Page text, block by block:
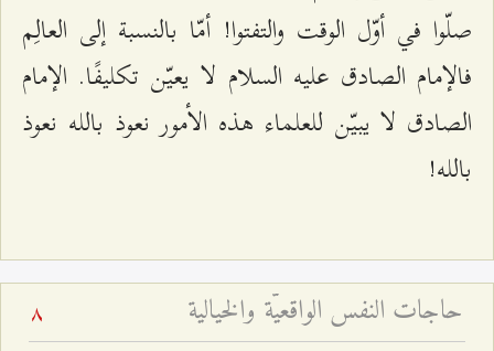
صلّوا في أوّل الوقت والتفتوا! أمّا بالنسبة إلى العالِم
فالإمام الصادق عليه السلام لا يعيّن تكليفًا. الإمام
الصادق لا يبيّن للعلماء هذه الأمور نعوذ بالله نعوذ
بالله!
حاجات النفس الواقعيّة والخيالية 8